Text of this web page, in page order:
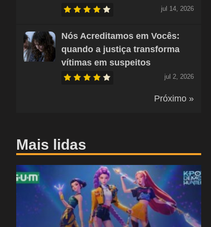
jul 14, 2026
Nós Acreditamos em Vocês:
quando a justiça transforma
vítimas em suspeitos
jul 2, 2026
Próximo »
Mais lidas